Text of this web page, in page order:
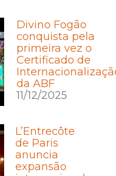
Divino Fogão
conquista pela
primeira vez o
Certificado de
da ABF
11/12/2025
L’Entrecôte
de Paris
anuncia
expansão